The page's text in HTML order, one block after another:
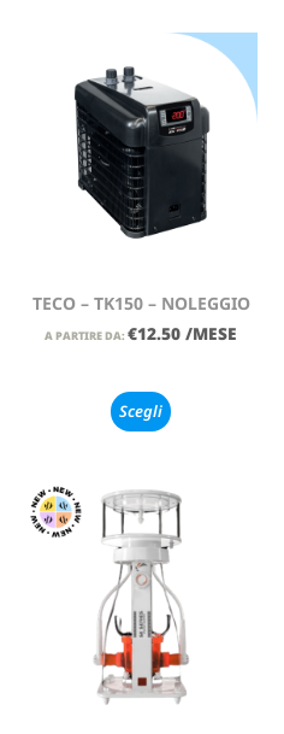
TECO – TK150 – NOLEGGIO
A PARTIRE DA: €12.50 /MESE
Scegli